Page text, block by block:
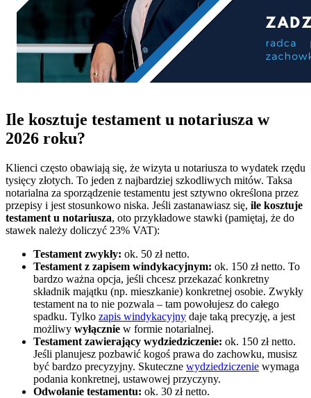
Ile kosztuje testament u notariusza w
2026 roku?
Klienci często obawiają się, że wizyta u notariusza to wydatek rzędu
tysięcy złotych. To jeden z najbardziej szkodliwych mitów. Taksa
notarialna za sporządzenie testamentu jest sztywno określona przez
przepisy i jest stosunkowo niska. Jeśli zastanawiasz się, ile kosztuje
testament u notariusza, oto przykładowe stawki (pamiętaj, że do
stawek należy doliczyć 23% VAT):
Testament zwykły: ok. 50 zł netto.
Testament z zapisem windykacyjnym: ok. 150 zł netto. To
bardzo ważna opcja, jeśli chcesz przekazać konkretny
składnik majątku (np. mieszkanie) konkretnej osobie. Zwykły
testament na to nie pozwala – tam powołujesz do całego
spadku. Tylko zapis windykacyjny daje taką precyzję, a jest
możliwy wyłącznie w formie notarialnej.
Testament zawierający wydziedziczenie: ok. 150 zł netto.
Jeśli planujesz pozbawić kogoś prawa do zachowku, musisz
być bardzo precyzyjny. Skuteczne wydziedziczenie wymaga
podania konkretnej, ustawowej przyczyny.
Odwołanie testamentu: ok. 30 zł netto.